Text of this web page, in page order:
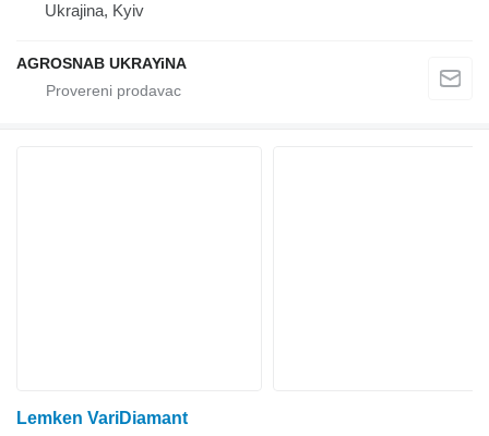
Ukrajina, Kyiv
AGROSNAB UKRAYiNA
Lemken VariDiamant